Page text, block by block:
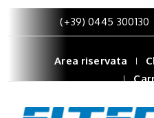
(+39) 0445 300130
Area riservata